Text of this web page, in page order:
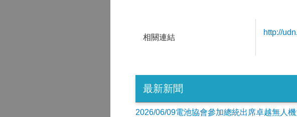
相關連結
http://
最新新聞
2026/06/09電池協會參加總統出席卓越無人